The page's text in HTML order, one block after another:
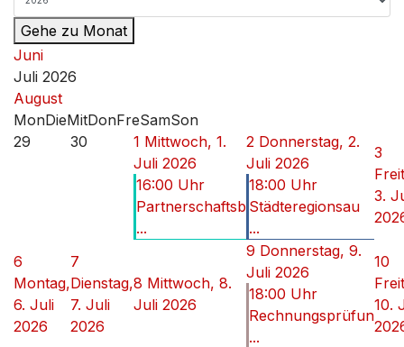
Gehe zu Monat
Juni
Juli 2026
August
MonDieMitDonFreSamSon
29
30 1 Mittwoch, 1.
Juli 2026
16:00 Uhr
Partnerschaftsb
...
2 Donnerstag, 2.
Juli 2026
18:00 Uhr
Städteregionsau
...
3
3.
6
Montag,
6. Juli
2026
7
Dienstag,
7. Juli
2026
8 Mittwoch, 8.
Juli 2026
9 Donnerstag, 9.
Juli 2026
18:00 Uhr
Rechnungsprüfun
...
10
10.